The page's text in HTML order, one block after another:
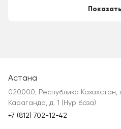
Астана
020000, Республика
Караганда, д. 1 (Нур база)
+7 (812) 702-12-42